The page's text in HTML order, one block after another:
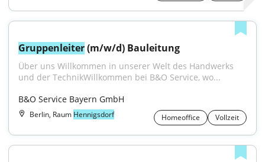
Gruppenleiter (m/w/d) Bauleitung
Über uns Willkommen in unserer Welt des Handwerks
und der TechnikWillkommen bei B&O Service, wo...
B&O Service Bayern GmbH
Berlin, Raum Hennigsdorf Homeoffice Vollzeit